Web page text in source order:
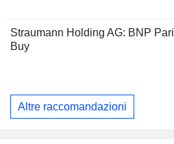
Straumann Holding AG: BNP
Buy
Altre raccomandazioni